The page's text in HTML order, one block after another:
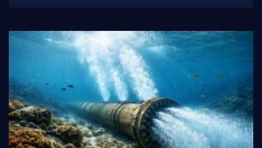
nezakonitog odlagališta plovila